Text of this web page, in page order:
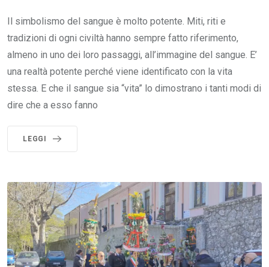
Il simbolismo del sangue è molto potente. Miti, riti e
tradizioni di ogni civiltà hanno sempre fatto riferimento,
almeno in uno dei loro passaggi, all’immagine del sangue. E’
una realtà potente perché viene identificato con la vita
stessa. E che il sangue sia “vita” lo dimostrano i tanti modi di
dire che a esso fanno
LEGGI